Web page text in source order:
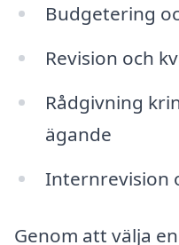
Budgetering
Revision och
Rådgivning
ägande
Internrevision
Genom att välja